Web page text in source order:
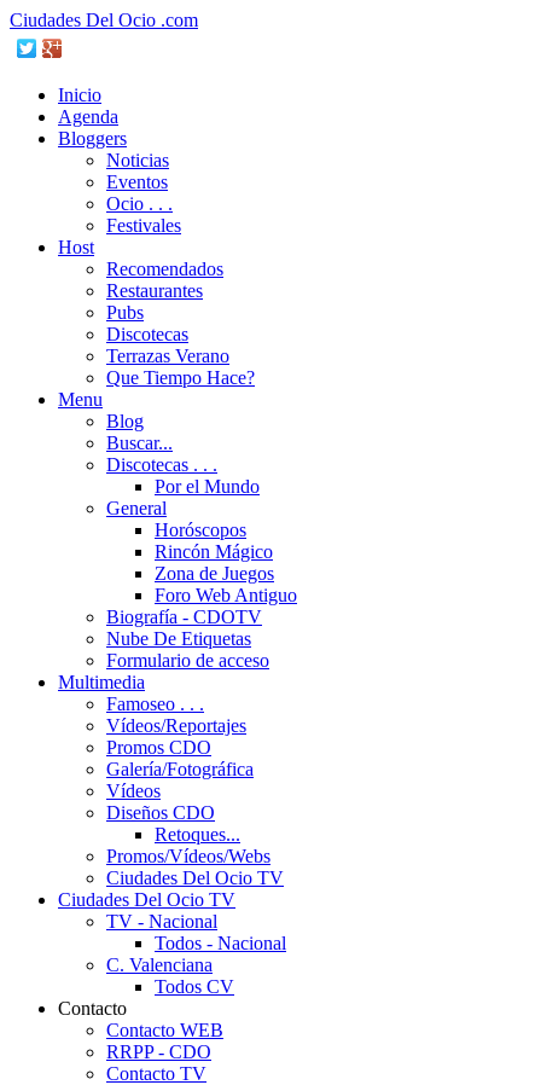
Ciudades Del Ocio .com
Inicio
Agenda
Bloggers
Noticias
Eventos
Ocio . . .
Festivales
Host
Recomendados
Restaurantes
Pubs
Discotecas
Terrazas Verano
Que Tiempo Hace?
Menu
Blog
Buscar...
Discotecas . . .
Por el Mundo
General
Horóscopos
Rincón Mágico
Zona de Juegos
Foro Web Antiguo
Biografía - CDOTV
Nube De Etiquetas
Formulario de acceso
Multimedia
Famoseo . . .
Vídeos/Reportajes
Promos CDO
Galería/Fotográfica
Vídeos
Diseños CDO
Retoques...
Promos/Vídeos/Webs
Ciudades Del Ocio TV
Ciudades Del Ocio TV
TV - Nacional
Todos - Nacional
C. Valenciana
Todos CV
Contacto
Contacto WEB
RRPP - CDO
Contacto TV